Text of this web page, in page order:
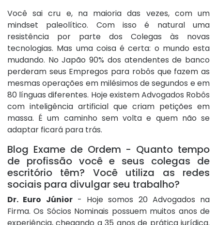
Você sai cru e, na maioria das vezes, com um
mindset paleolítico. Com isso é natural uma
resistência por parte dos Colegas às novas
tecnologias. Mas uma coisa é certa: o mundo esta
mudando. No Japão 90% dos atendentes de banco
perderam seus Empregos para robôs que fazem as
mesmas operações em milésimos de segundos e em
80 línguas diferentes. Hoje existem Advogados Robôs
com inteligência artificial que criam petições em
massa. É um caminho sem volta e quem não se
adaptar ficará para trás.
Blog Exame de Ordem - Quanto tempo
de profissão você e seus colegas de
escritório têm? Você utiliza as redes
sociais para divulgar seu trabalho?
Dr. Euro Júnior- Hoje somos 20 Advogados na
Firma. Os Sócios Nominais possuem muitos anos de
experiência, chegando a 35 anos de prática jurídica.